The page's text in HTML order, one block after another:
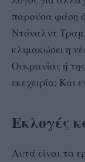
παρούσα φάση
Ντόναλντ
κλιμακώσει η
Ουκρανίας ή
εκεχειρία; Και
Εκλογές
Αυτά είναι τα